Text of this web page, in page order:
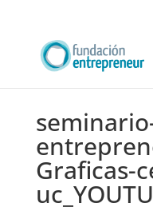
Graficas-